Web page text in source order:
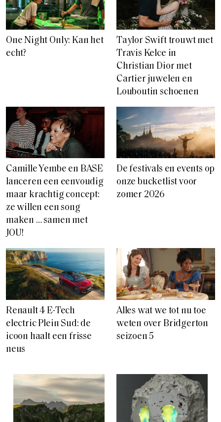
One Night Only: Kan het
echt?
Taylor Swift trouwt met
Travis Kelce in
Christian Dior met
Cartier juwelen en
Louboutin schoenen
Camille Yembe en BASE
lanceren een eenvoudig
maar krachtig concept:
ze willen een song
maken … samen met
JOU!
De festivals en events op
onze bucketlist voor
zomer 2026
Renault 4 E-Tech
electric Plein Sud: de
icoon haalt een frisse
neus
Alles wat we tot nu toe
weten over Bridgerton
seizoen 5